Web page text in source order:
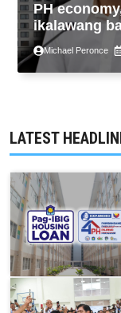
PH
ikalawang
2.3% GDP
Michael Peronce
LATEST